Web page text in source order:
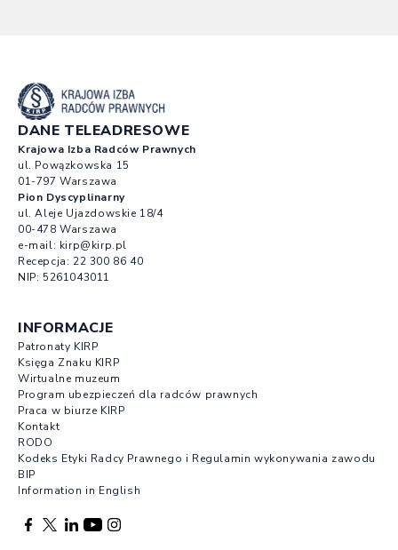
DANE TELEADRESOWE
Krajowa Izba Radców Prawnych
ul. Powązkowska 15
01-797 Warszawa
Pion Dyscyplinarny
ul. Aleje Ujazdowskie 18/4
00-478 Warszawa
e-mail: kirp@kirp.pl
Recepcja: 22 300 86 40
NIP: 5261043011
INFORMACJE
Patronaty KIRP
Księga Znaku KIRP
Wirtualne muzeum
Program ubezpieczeń dla radców prawnych
Praca w biurze KIRP
Kontakt
RODO
Kodeks Etyki Radcy Prawnego i Regulamin wykonywania zawodu
BIP
Information in English
Facebook otwierany w nowej karcie
Profil X otwierany w nowej karcie
Profil LinkedIn otwierany w nowej karcie
Profil YouTube otwierany w nowej karcie
Profil Instagram otwierany w nowej karcie